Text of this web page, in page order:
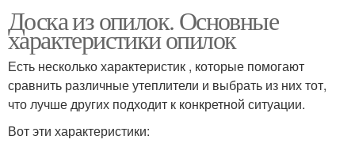
Доска из опилок. Основные
характеристики опилок
Есть несколько характеристик , которые помогают
сравнить различные утеплители и выбрать из них тот,
что лучше других подходит к конкретной ситуации.
Вот эти характеристики: